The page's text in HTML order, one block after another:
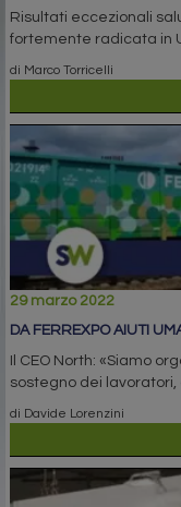
Risultati eccezionali
fortemente radicata in
di Marco Torricelli
29 marzo 2022
DA FERREXPO AIUTI
Il CEO North: «Siamo
sostegno dei
di Davide Lorenzini